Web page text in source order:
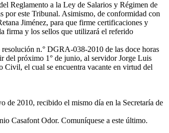
Reglamento a la Ley de Salarios y Régimen de
por este Tribunal. Asimismo, de conformidad con
Jiménez, para que firme certificaciones y
firma y los sellos que utilizará el referido
n.° DGRA-038-2010 de las doce horas
del próximo 1° de junio, al servidor Jorge Luis
el cual se encuentra vacante en virtud del
de 2010, recibido el mismo día en la Secretaría de
Casafont Odor. Comuníquese a este último.